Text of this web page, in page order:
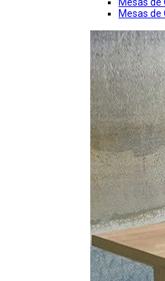
Mesas de
Mesas de